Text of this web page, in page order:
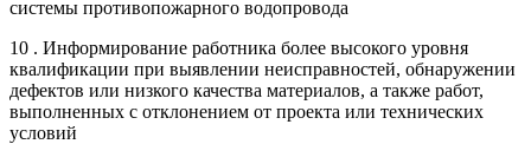
системы противопожарного водопровода
10 . Информирование работника более высокого уровня
квалификации при выявлении неисправностей, обнаружении
дефектов или низкого качества материалов, а также работ,
выполненных с отклонением от проекта или технических
условий